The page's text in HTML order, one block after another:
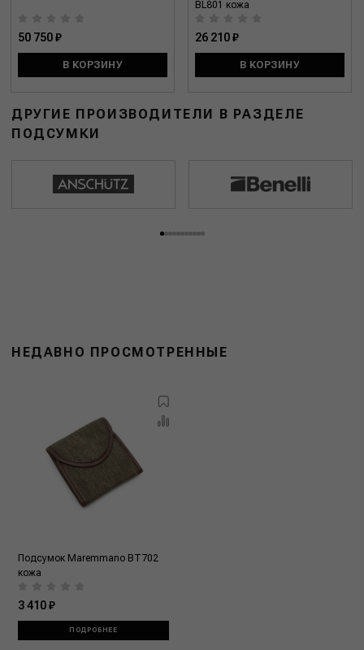
50 750 ₽
В КОРЗИНУ
BL801 кожа
26 210 ₽
В КОРЗИНУ
ДРУГИЕ ПРОИЗВОДИТЕЛИ В РАЗДЕЛЕ
ПОДСУМКИ
НЕДАВНО ПРОСМОТРЕННЫЕ
Подсумок Maremmano BT702
кожа
3 410 ₽
ПОДРОБНЕЕ